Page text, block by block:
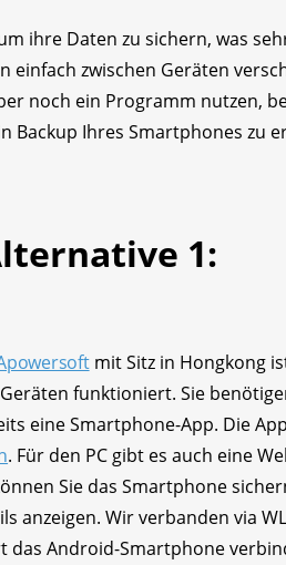
ihre Daten zu sichern, was
einfach zwischen Geräten
noch ein Programm nutzen,
Backup Ihres Smartphones zu
1:
mit Sitz in Hongkong
funktioniert. Sie
eine Smartphone-App. Die
. Für den PC gibt es auch eine
Sie das Smartphone
anzeigen. Wir verbanden via
das Android-Smartphone